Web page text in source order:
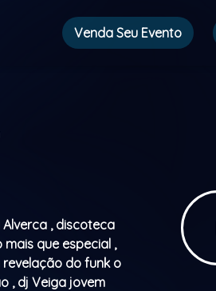
Venda Seu Evento
, discoteca
que especial ,
revelação do funk o
, dj Veiga jovem